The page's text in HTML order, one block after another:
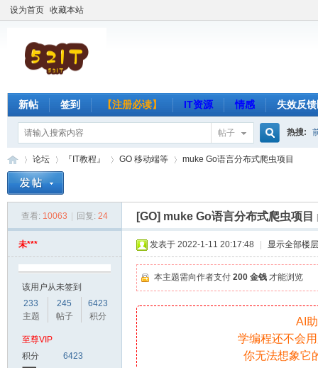
设为首页 收藏本站
新帖 签到 【注册必读】 IT资源 情感 失效反
帖子
搜
索
热搜:
»
论坛
›
『IT教程』
›
GO 移动端等
›
muke Go语言分布式爬虫项目
查看: 10063 回复: 24 [GO] muke Go语言分布式爬虫项目
未***
该用户从未签到
233
主题
245
帖子
6423
积分
至尊VIP
积分
6423
发表于 2022-1-11 20:17:48 显示全部楼层
本主题需向作者支付 200 金钱才能浏览
AI
学编程还不会
你无法想象它